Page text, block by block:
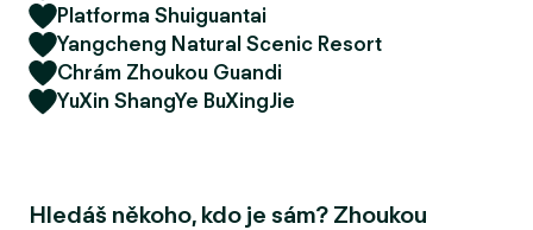
Platforma Shuiguantai
Yangcheng Natural Scenic Resort
Chrám Zhoukou Guandi
YuXin ShangYe BuXingJie
Hledáš někoho, kdo je sám? Zhoukou